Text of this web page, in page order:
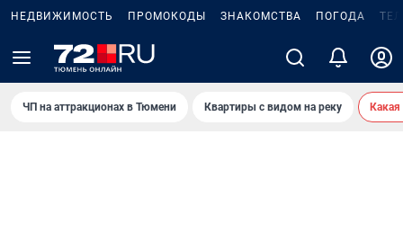
НЕДВИЖИМОСТЬ ПРОМОКОДЫ ЗНАКОМСТВА ПОГОДА
ЧП на аттракционах в Тюмени Квартиры с видом на реку